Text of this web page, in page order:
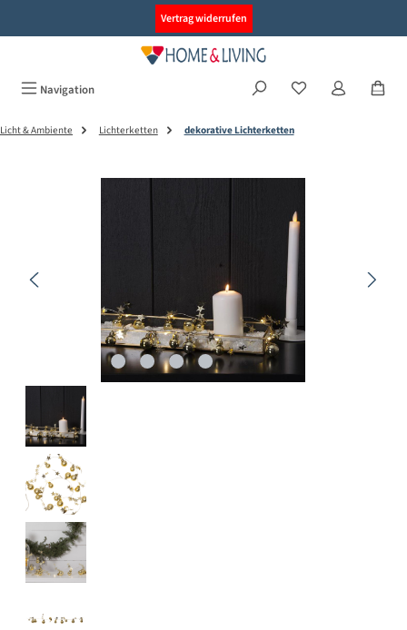
Vertrag widerrufen
Navigation
Licht & Ambiente Lichterketten dekorative Lichterketten